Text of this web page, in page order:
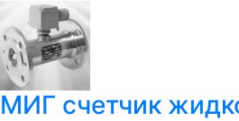
МИГ счетчик